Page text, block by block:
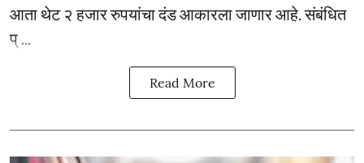
आता थेट २ हजार रुपयांचा दंड आकारला जाणार आहे. संबंधित
प् ...
Read More